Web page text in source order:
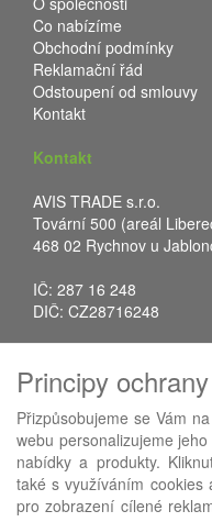
Co nabízíme
Obchodní podmínky
Reklamační řád
Odstoupení od smlouvy
Kontakt
Kontakt
AVIS TRADE s.r.o.
Tovární 500 (areál
468 02 Rychnov u
IČ: 287 16 248
DIČ: CZ28716248
Fax: +420 483 034 590
E-mail:info@avistrade.cz
Web:www.avistrade.cz
Principy
Přizpůsobujeme se Vám
webu personalizujeme
nabídky a produkty.
také s využíváním
pro zobrazení cílené